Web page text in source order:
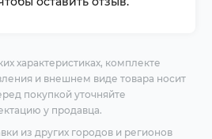
характеристиках, комплекте
и внешнем виде товара носит
покупкой уточняйте
у продавца.
из других городов и регионов